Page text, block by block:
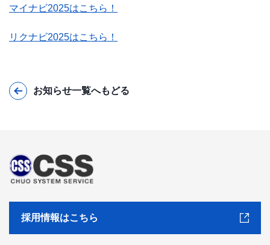
マイナビ2025はこちら！
リクナビ2025はこちら！
お知らせ一覧へもどる
採用情報はこちら